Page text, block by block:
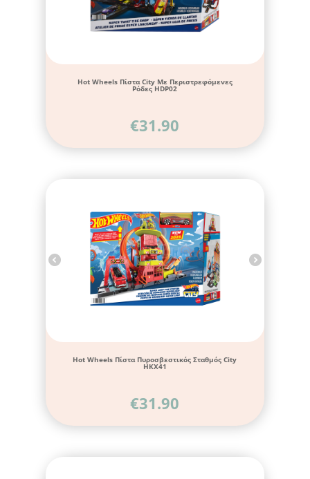
Hot Wheels Πίστα City Με Περιστρεφόμενες
Ρόδες HDP02
€31.90
Hot Wheels Πίστα Πυροσβεστικός Σταθμός City
HKX41
€31.90